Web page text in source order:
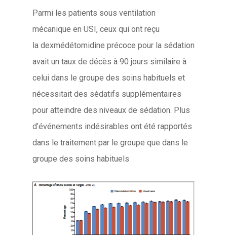
Parmi les patients sous ventilation
mécanique en USI, ceux qui ont reçu
la dexmédétomidine précoce pour la sédation
avait un taux de décès à 90 jours similaire à
celui dans le groupe des soins habituels et
nécessitait des sédatifs supplémentaires
pour atteindre des niveaux de sédation. Plus
d’événements indésirables ont été rapportés
dans le traitement par le groupe que dans le
groupe des soins habituels